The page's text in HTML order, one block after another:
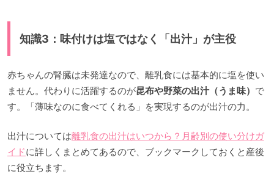
知識3：味付けは塩ではなく「出汁」が主役
赤ちゃんの腎臓は未発達なので、離乳食には基本的に塩を使い
ません。代わりに活躍するのが昆布や野菜の出汁（うま味） で
す。「薄味なのに食べてくれる」を実現するのが出汁の力。
出汁については離乳食の出汁はいつから？月齢別の使い分けガ
イドに詳しくまとめてあるので、ブックマークしておくと産後
に役立ちます。